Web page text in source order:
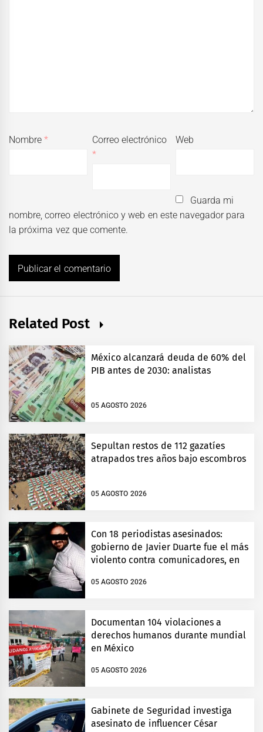
Nombre*
Correo electrónico
*
Web
Guarda mi
nombre, correo electrónico y web en este navegador para
la próxima vez que comente.
Related Post
México alcanzará deuda de 60% del
PIB antes de 2030: analistas
05 AGOSTO 2026
Sepultan restos de 112 gazatíes
atrapados tres años bajo escombros
05 AGOSTO 2026
Con 18 periodistas asesinados:
gobierno de Javier Duarte fue el más
violento contra comunicadores, en
05 AGOSTO 2026
Documentan 104 violaciones a
derechos humanos durante mundial
en México
05 AGOSTO 2026
Gabinete de Seguridad investiga
asesinato de influencer César